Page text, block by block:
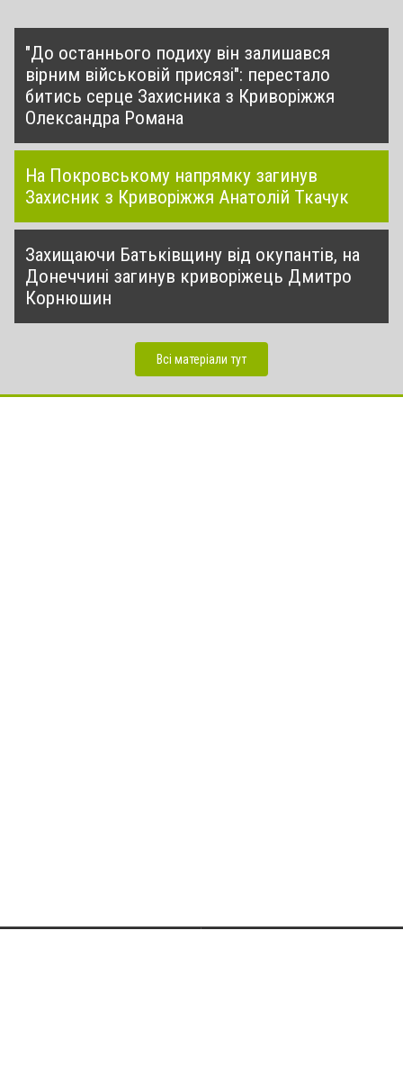
"До останнього подиху він залишався
вірним військовій присязі": перестало
битись серце Захисника з Криворіжжя
Олександра Романа
На Покровському напрямку загинув
Захисник з Криворіжжя Анатолій Ткачук
Захищаючи Батьківщину від окупантів, на
Донеччині загинув криворіжець Дмитро
Корнюшин
Всі матеріали тут